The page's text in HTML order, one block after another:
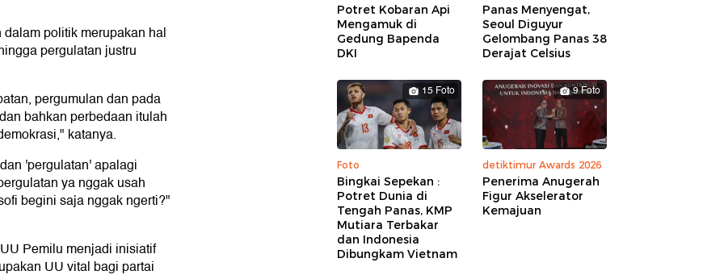
politik merupakan hal
pergulatan justru
pergumulan dan pada
bahkan perbedaan itulah
katanya.
'pergulatan' apalagi
ya nggak usah
begini saja nggak ngerti?"
Pemilu menjadi inisiatif
UU vital bagi partai
Potret Kobaran Api
Mengamuk di
Gedung Bapenda
DKI
Panas Menyengat,
Seoul Diguyur
Gelombang Panas 38
Derajat Celsius
15 Foto
Foto
Bingkai Sepekan :
Potret Dunia di
Tengah Panas, KMP
Mutiara Terbakar
dan Indonesia
Dibungkam Vietnam
9 Foto
detiktimur Awards 2026
Penerima Anugerah
Figur Akselerator
Kemajuan